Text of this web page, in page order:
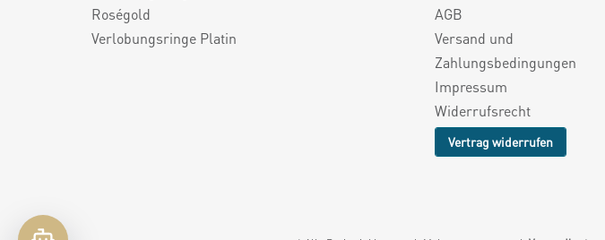
Roségold
Verlobungsringe Platin
AGB
Versand und
Zahlungsbedingungen
Impressum
Widerrufsrecht
Vertrag widerrufen